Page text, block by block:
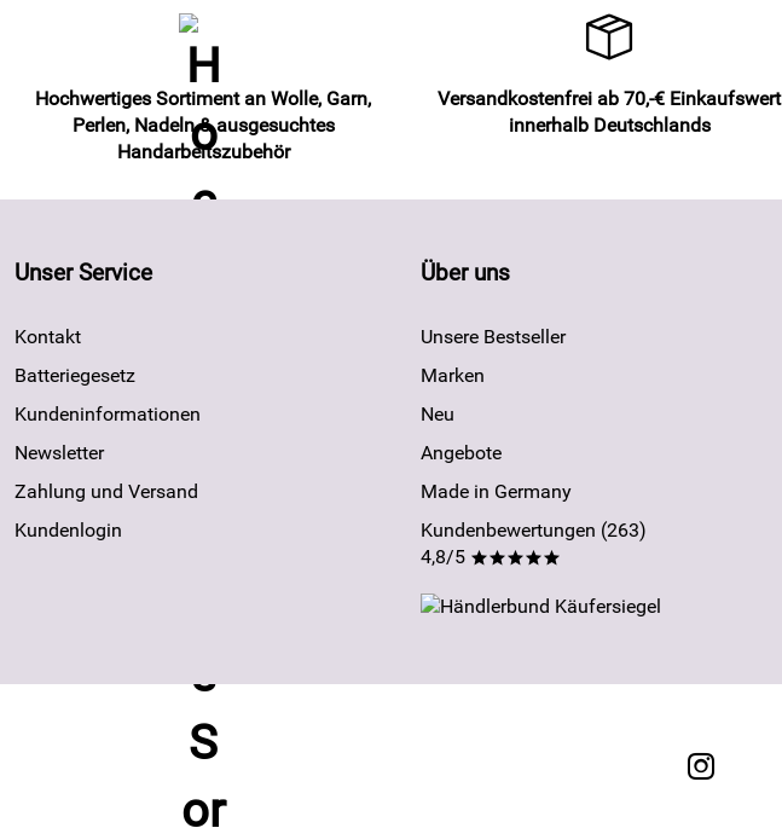
Hochwertiges Sortiment an Wolle, Garn,
Perlen, Nadeln & ausgesuchtes
Handarbeitszubehör
Versandkostenfrei ab 70,-€ Einkaufswert
innerhalb Deutschlands
Unser Service
Kontakt
Batteriegesetz
Kundeninformationen
Newsletter
Zahlung und Versand
Kundenlogin
Über uns
Unsere Bestseller
Marken
Neu
Angebote
Made in Germany
Kundenbewertungen (263)
4,8/5 *****